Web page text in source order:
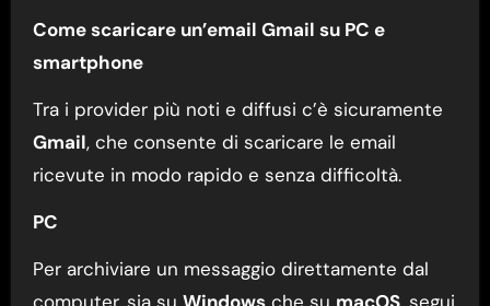
Come scaricare un’email Gmail su PC e
smartphone
Tra i provider più noti e diffusi c’è sicuramente
Gmail, che consente di scaricare le email
ricevute in modo rapido e senza difficoltà.
PC
Per archiviare un messaggio direttamente dal